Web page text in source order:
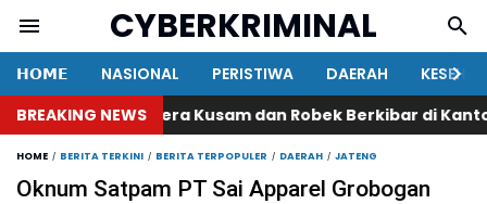
CYBERKRIMINAL
𝗛𝗢𝗠𝗘 NASIONAL PERISTIWA DAERAH
BREAKING NEWS
Bendera Kusam dan Robek Berkibar di Kantor
HOME BERITA TERKINI BERITA TERPOPULER DAERAH JATENG
Oknum Satpam PT Sai Apparel Grobogan